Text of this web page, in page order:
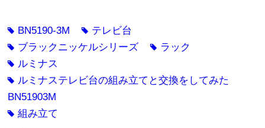
tag BN5190-3M tag テレビ台
tag ブラックニッケルシリーズ tag ラック
tag ルミナス
tag ルミナステレビ台の組み立てと交換をしてみた
BN51903M
tag組み立て